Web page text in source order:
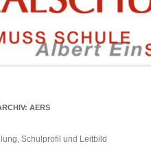
AERS
Schulprofil und Leitbild